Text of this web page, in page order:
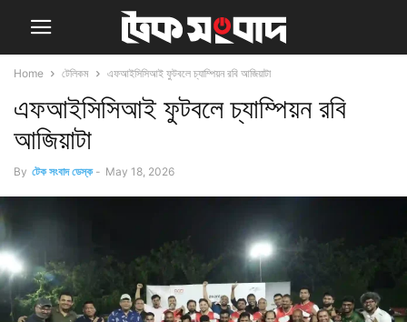
Home টেলিকম এফআইসিসিআই ফুটবলে চ্যাম্পিয়ন রবি আজিয়াটা
এফআইসিসিআই ফুটবলে চ্যাম্পিয়ন রবি
আজিয়াটা
By টেক সংবাদ ডেস্ক - May 18, 2026